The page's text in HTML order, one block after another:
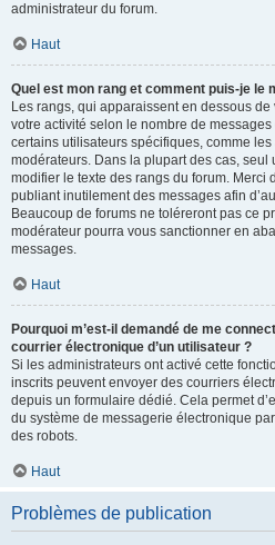
administrateur du forum.
Haut
Quel est mon rang et comment puis-je le
Les rangs, qui apparaissent en dessous
votre activité selon le nombre de
certains utilisateurs spécifiques, comme
modérateurs. Dans la plupart des cas, seul
modifier le texte des rangs du forum. Merci
publiant inutilement des messages afin
Beaucoup de forums ne toléreront pas ce
modérateur pourra vous sanctionner en
messages.
Haut
Pourquoi m’est-il demandé de me
courrier électronique d’un utilisateur ?
Si les administrateurs ont activé cette
inscrits peuvent envoyer des courriers
depuis un formulaire dédié. Cela permet
du système de messagerie électronique
des robots.
Haut
Problèmes de publication